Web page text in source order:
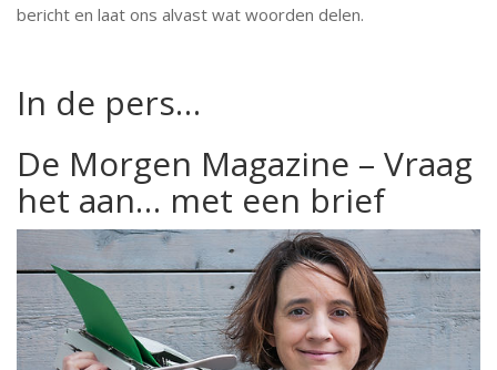
bericht en laat ons alvast wat woorden delen.
In de pers…
De Morgen Magazine – Vraag
het aan… met een brief